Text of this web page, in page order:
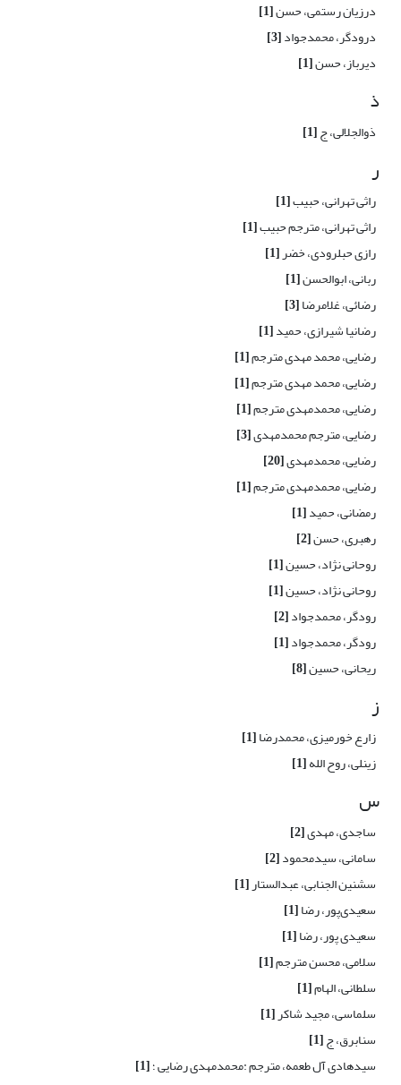
درزیان رستمی، حسن[1]
درودگر، محمدجواد[3]
دیرباز، حسن[1]
ذ
ذوالجلالی، ج[1]
ر
راثی تهرانی، حبیب[1]
راثی تهرانی، مترجم حبیب[1]
رازی حبلرودی، خضر[1]
ربانی، ابوالحسن[1]
رضائی، غلامرضا[3]
رضانیا شیرازی، حمید[1]
رضایى‏، محمد مهدى مترجم[1]
رضایى‏، محمد مهدى مترجم[1]
رضایى‏، محمدمهدى مترجم[1]
رضایی، مترجم محمدمهدی[3]
رضایی، محمدمهدی[20]
رضایی‏، محمدمهدی مترجم[1]
رمضانی، حمید[1]
رهبری، حسن[2]
روحانی نژاد، حسین[1]
روحانی نژاد، حسین[1]
رودگر، محمدجواد[2]
رودگر، محمدجواد[1]
ریحانی، حسین[8]
ز
زارع خورمیزی، محمدرضا[1]
زینلی، روح الله[1]
س
ساجدی، مهدی[2]
سامانی، سیدمحمود[2]
سشنین الجنابی، عبدالستار[1]
سعیدی‌پور، رضا[1]
سعیدی پور، رضا[1]
سلامی، محسن مترجم[1]
سلطانی، الهام[1]
سلماسی، مجید شاکر[1]
سنابرق، ج[1]
سیدهادی آل طعمه، مترجم :محمدمهدی رضایی ؛[1]